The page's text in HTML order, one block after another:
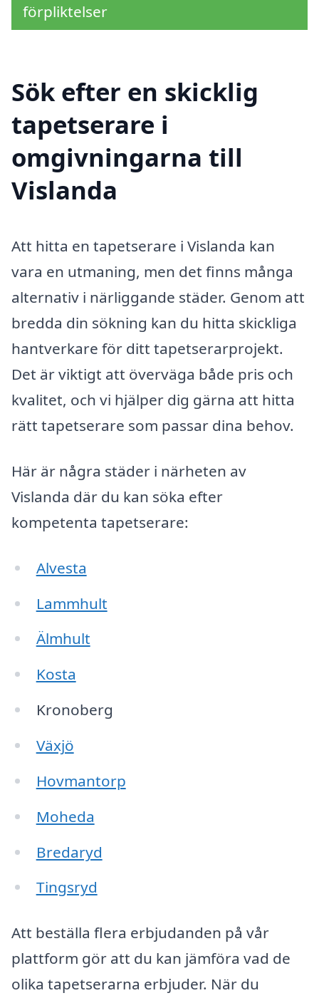
förpliktelser
Sök efter en skicklig
tapetserare i
omgivningarna till
Vislanda
Att hitta en tapetserare i Vislanda kan
vara en utmaning, men det finns många
alternativ i närliggande städer. Genom att
bredda din sökning kan du hitta skickliga
hantverkare för ditt tapetserarprojekt.
Det är viktigt att överväga både pris och
kvalitet, och vi hjälper dig gärna att hitta
rätt tapetserare som passar dina behov.
Här är några städer i närheten av
Vislanda där du kan söka efter
kompetenta tapetserare:
Alvesta
Lammhult
Älmhult
Kosta
Kronoberg
Växjö
Hovmantorp
Moheda
Bredaryd
Tingsryd
Att beställa flera erbjudanden på vår
plattform gör att du kan jämföra vad de
olika tapetserarna erbjuder. När du